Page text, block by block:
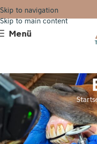
Skip to navigation
Skip to main content
Menü
Exkurs: